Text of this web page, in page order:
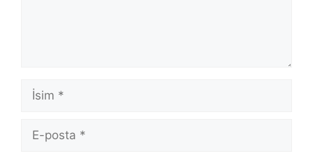
İsim
posta